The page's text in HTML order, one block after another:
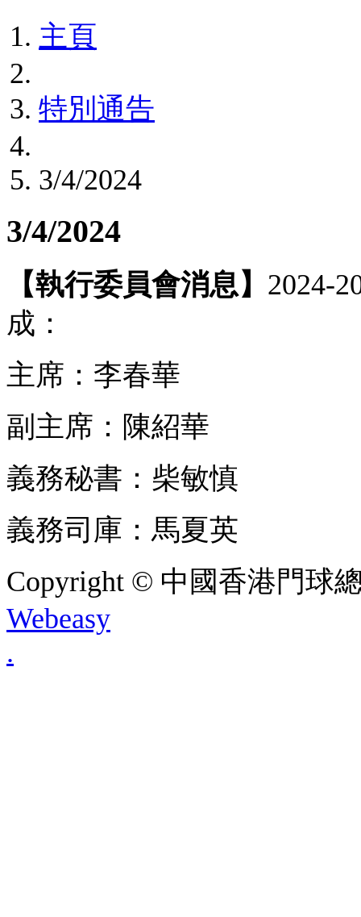
主頁
特別通告
3/4/2024
3/4/2024
【執行委員會消息】 2024-
成：
主席：李春華
副主席：陳紹華
義務秘書：柴敏慎
義務司庫：馬夏英
Copyright © 中國香港門球
Webeasy
.